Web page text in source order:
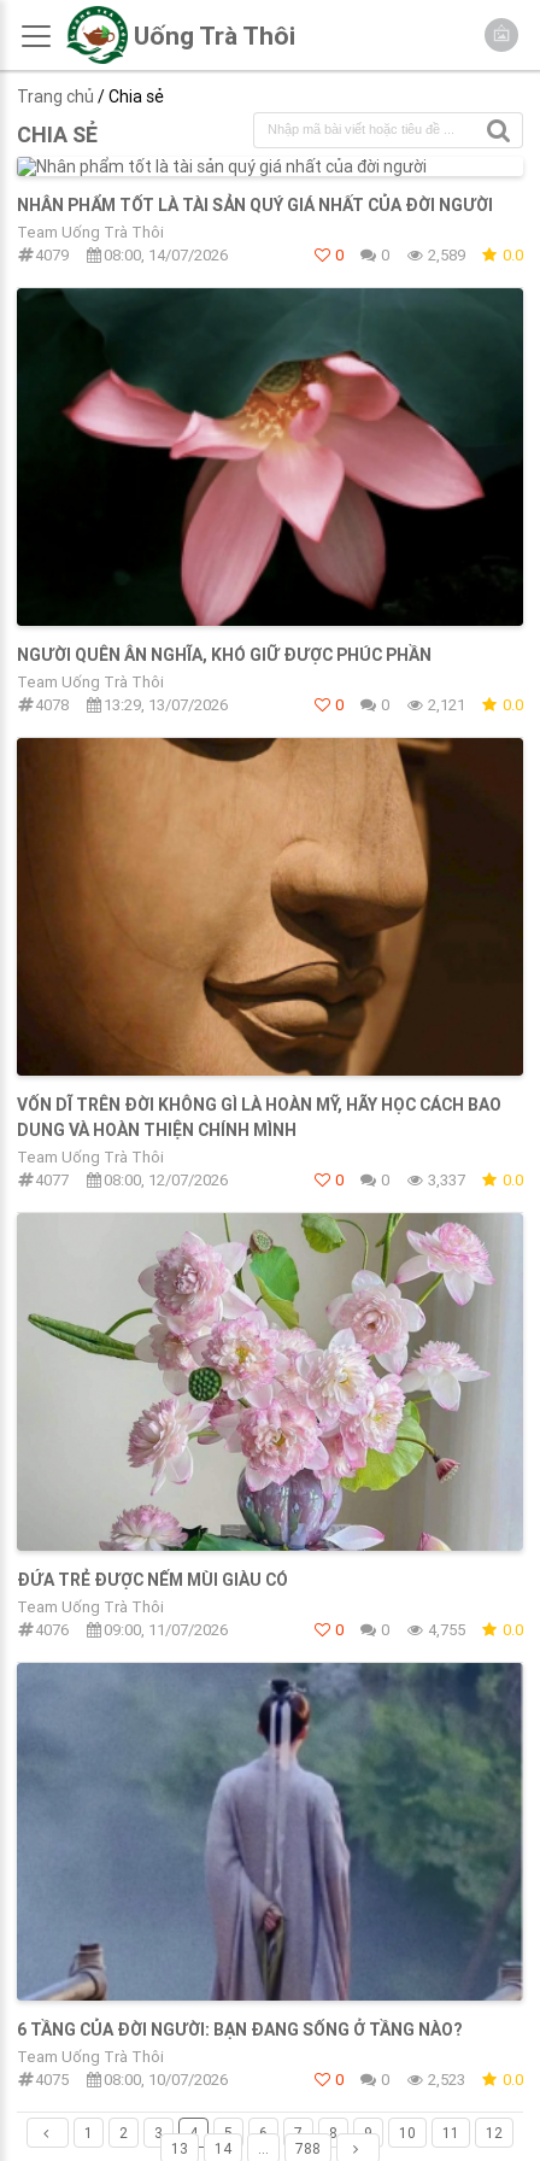
Uống Trà Thôi
Trang chủ / Chia sẻ
CHIA SẺ
NHÂN PHẨM TỐT LÀ TÀI SẢN QUÝ GIÁ NHẤT CỦA ĐỜI NGƯỜI
Team Uống Trà Thôi
4079
08:00, 14/07/2026 0 0 2,589 0.0
NGƯỜI QUÊN ÂN NGHĨA, KHÓ GIỮ ĐƯỢC PHÚC PHẦN
Team Uống Trà Thôi
4078
13:29, 13/07/2026 0 0 2,121 0.0
VỐN DĨ TRÊN ĐỜI KHÔNG GÌ LÀ HOÀN MỸ, HÃY HỌC CÁCH BAO
DUNG VÀ HOÀN THIỆN CHÍNH MÌNH
Team Uống Trà Thôi
4077
08:00, 12/07/2026 0 0 3,337 0.0
ĐỨA TRẺ ĐƯỢC NẾM MÙI GIÀU CÓ
Team Uống Trà Thôi
4076
09:00, 11/07/2026 0 0 4,755 0.0
6 TẦNG CỦA ĐỜI NGƯỜI: BẠN ĐANG SỐNG Ở TẦNG NÀO?
Team Uống Trà Thôi
4075
08:00, 10/07/2026 0 0 2,523 0.0
1 2 3 4 5 6 7 8 9 10 11
12
13
14 ... 788